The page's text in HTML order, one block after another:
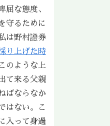
屈な態度、
守るために
は野村證券
り上げた時
のような上
て来る父親
ばならなか
はない。こ
入って身過